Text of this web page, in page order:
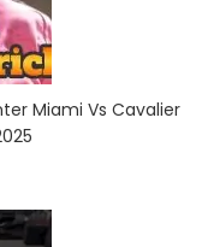
Miami Vs Cavalier